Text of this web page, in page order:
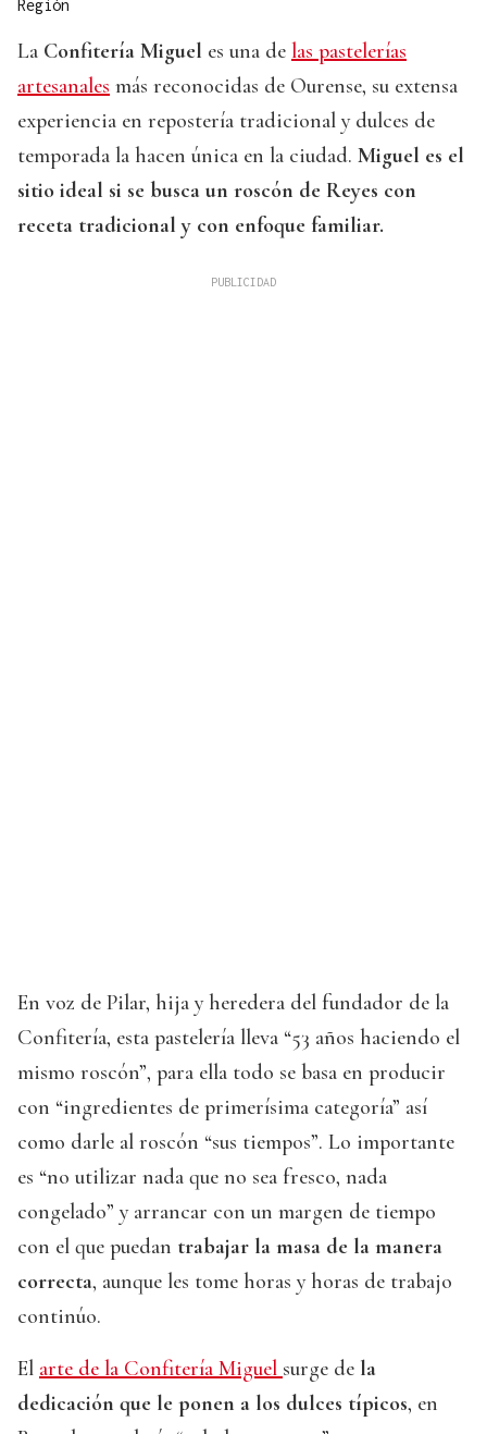
Región
La Confitería Miguel es una de las pastelerías
artesanales más reconocidas de Ourense, su extensa
experiencia en repostería tradicional y dulces de
temporada la hacen única en la ciudad. Miguel es el
sitio ideal si se busca un roscón de Reyes con
receta tradicional y con enfoque familiar.
En voz de Pilar, hija y heredera del fundador de la
Confitería, esta pastelería lleva “53 años haciendo el
mismo roscón”, para ella todo se basa en producir
con “ingredientes de primerísima categoría” así
como darle al roscón “sus tiempos”. Lo importante
es “no utilizar nada que no sea fresco, nada
congelado” y arrancar con un margen de tiempo
con el que puedan trabajar la masa de la manera
correcta, aunque les tome horas y horas de trabajo
continúo.
El arte de la Confitería Miguel surge de la
dedicación que le ponen a los dulces típicos, en